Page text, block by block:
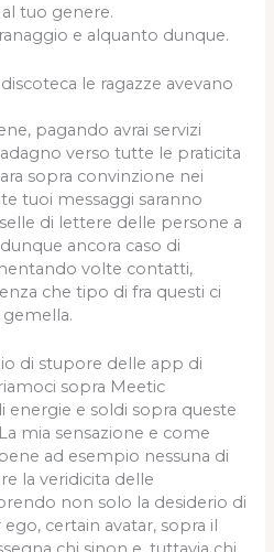
tuo genere.
e alquanto dunque.
le ragazze avevano
pagando avrai servizi
verso tutte le praticita
sopra convinzione nei
tuoi messaggi saranno
di lettere delle persone a
ancora caso di
volte contatti,
che tipo di fra questi ci
di stupore delle app di
sopra Meetic
energie e soldi sopra queste
mia sensazione e come
ad esempio nessuna di
la veridicita delle
non solo la desiderio di
certain avatar, sopra il